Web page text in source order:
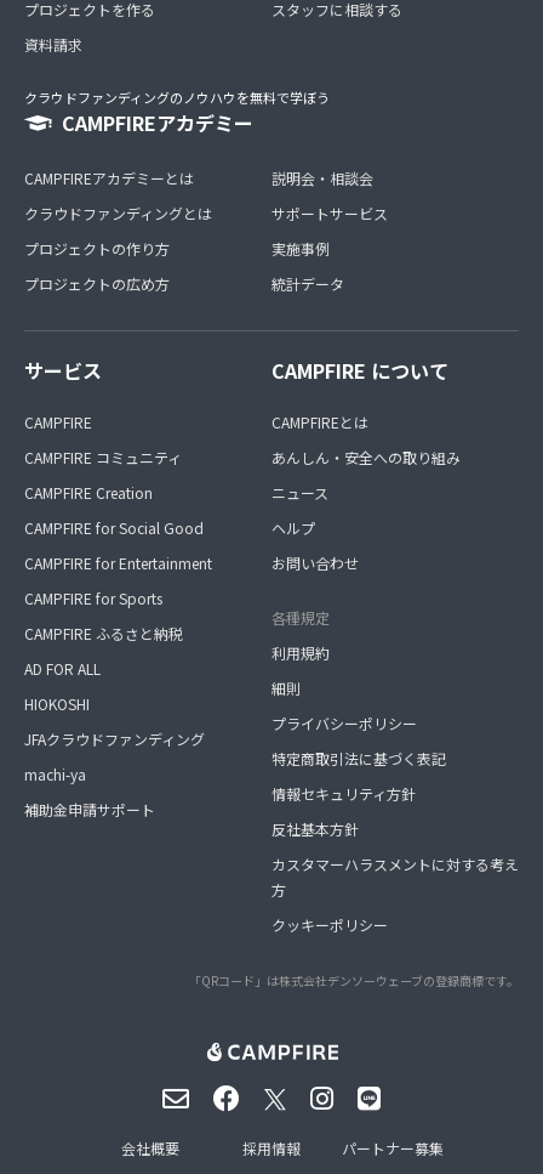
プロジェクトを作る
資料請求
スタッフに相談する
クラウドファンディングのノウハウを無料で学ぼう
CAMPFIREアカデミー
CAMPFIREアカデミーとは
クラウドファンディングとは
プロジェクトの作り方
プロジェクトの広め方
説明会・相談会
サポートサービス
実施事例
統計データ
サービス
CAMPFIRE
CAMPFIRE コミュニティ
CAMPFIRE Creation
CAMPFIRE for Social Good
CAMPFIRE for Entertainment
CAMPFIRE for Sports
CAMPFIRE ふるさと納税
AD FOR ALL
HIOKOSHI
JFAクラウドファンディング
machi-ya
補助金申請サポート
CAMPFIRE について
CAMPFIREとは
あんしん・安全への取り組み
ニュース
ヘルプ
お問い合わせ
各種規定
利用規約
細則
プライバシーポリシー
特定商取引法に基づく表記
情報セキュリティ方針
反社基本方針
カスタマーハラスメントに対する考え
方
クッキーポリシー
「QRコード」は株式会社デンソーウェーブの登録商標です。
会社概要 採用情報 パートナー募集